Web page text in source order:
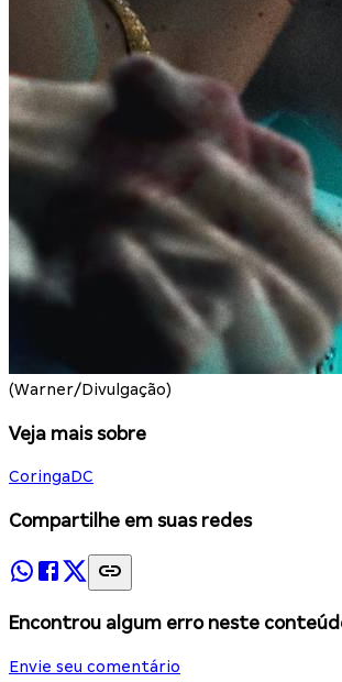
(Warner/Divulgação)
Veja mais sobre
CoringaDC
Compartilhe em suas redes
Encontrou algum erro neste
Envie seu comentário